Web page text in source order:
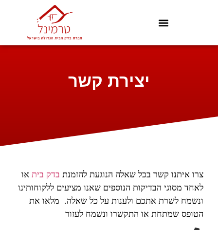
יצירת קשר
צרו איתנו קשר בכל שאלה הנוגעת להזמנת בדק בית או
לאחד מסוגי הבדיקות הנוספים שאנו מציעים ללקוחותינו
ונשמח לשרת אתכם ולענות על כל שאלה. מלאו את
הטופס שמתחת או התקשרו ונשמח לעזור